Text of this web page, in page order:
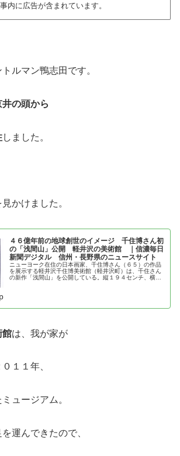
内に広告が含まれています。
ルマン鴨志田です。
の頭から
しました。
かけました。
４６億年前の地球創世のイメージ 千住博さん初
の「浅間山」公開 軽井沢の美術館 ｜信濃毎日
新聞デジタル 信州・長野県のニュースサイト
ニューヨーク在住の日本画家、千住博さん（６５）の作品
を展示する軽井沢千住博美術館（軽井沢町）は、千住さん
の新作「浅間山」を公開している。縦１９４センチ、横２
館は、我が家が
１１年、
ュージアム。
運んできたので、